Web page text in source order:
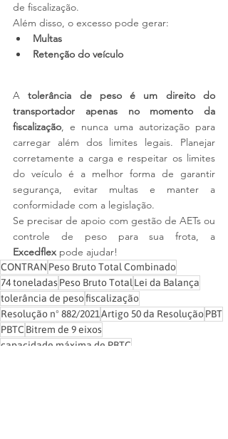
de fiscalização.
Além disso, o excesso pode gerar:
Multas
Retenção do veículo
A tolerância de peso é um direito do
transportador apenas no momento da
fiscalização, e nunca uma autorização para
carregar além dos limites legais. Planejar
corretamente a carga e respeitar os limites
do veículo é a melhor forma de garantir
segurança, evitar multas e manter a
conformidade com a legislação.
Se precisar de apoio com gestão de AETs ou
Excedflex pode ajudar!
CONTRAN Peso Bruto Total Combinado
74 toneladas Peso Bruto Total Lei da Balança
tolerância de pesofiscalização
Resolução nº 882/2021 Artigo 50 da ResoluçãoPBT
PBTC Bitrem de 9 eixos
capacidade máxima de PBTC